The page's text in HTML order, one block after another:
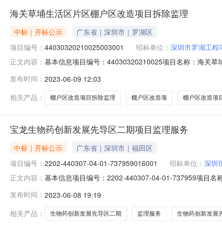
海关草埔生活区片区棚户区改造项目拆除监理
中标｜开标公示
广东省｜深圳市｜罗湖区
项目编号： 44030320210025003001 招标单位： 深圳市罗湖工程
正文内容： 基本信息项目编号：44030320210025项目名称：海关
布截止时间：2023-06-13公示环节：资格审查环节公示
发布时间： 2023-06-09 12:03
相关产品：
棚户区改造项目拆除监理 棚户区改造项 棚户区改造项
宝龙生物药创新发展先导区二期项目监理服务
中标｜开标公示
广东省｜深圳市｜福田区
项目编号： 2202-440307-04-01-737959016001 招标单位： 深圳
正文内容： 基本信息项目编号：2202-440307-04-01-737959项目名
布开始时间：2023-06-08发布截止时间：2023-06-13公
发布时间： 2023-06-08 19:19
相关产品：
生物药创新发展先导区二期 监理服务 生物药创新发展